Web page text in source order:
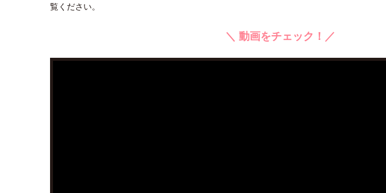
覧ください。
＼ 動画をチェック！／